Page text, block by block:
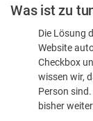
sind
Was ist zu
Die Lösung
Website
Checkbox
wissen wir,
Person
bisher